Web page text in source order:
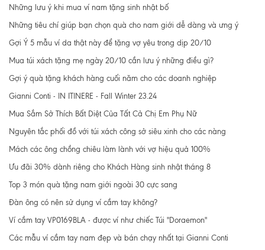
Những lưu ý khi mua ví nam tặng sinh nhật bố
Những tiêu chí giúp bạn chọn quà cho nam giới dễ dàng và ưng ý
Gợi Ý 5 mẫu ví da thật này để tặng vợ yêu trong dịp 20/10
Mua túi xách tặng mẹ ngày 20/10 cần lưu ý những điều gì?
Gợi ý quà tặng khách hàng cuối năm cho các doanh nghiệp
Gianni Conti - IN ITINERE - Fall Winter 23.24
Mua Sắm Sở Thích Bất Diệt Của Tất Cả Chị Em Phụ Nữ
Nguyên tắc phối đồ với túi xách công sở siêu xinh cho các nàng
Mách các ông chồng chiêu làm lành với vợ hiệu quả 100%
Ưu đãi 30% dành riêng cho Khách Hàng sinh nhật tháng 8
Top 3 món quà tặng nam giới ngoài 30 cực sang
Đàn ông có nên sử dụng ví cầm tay không?
Ví cầm tay VP0169BLA - được ví như chiếc Túi "Doraemon"
Các mẫu ví cầm tay nam đẹp và bán chạy nhất tại Gianni Conti